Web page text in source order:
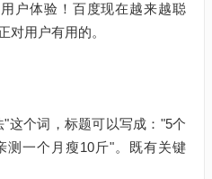
户体验！百度现在越来越聪
对用户有用的。
这个词，标题可以写成："5个
测一个月瘦10斤"。既有关键